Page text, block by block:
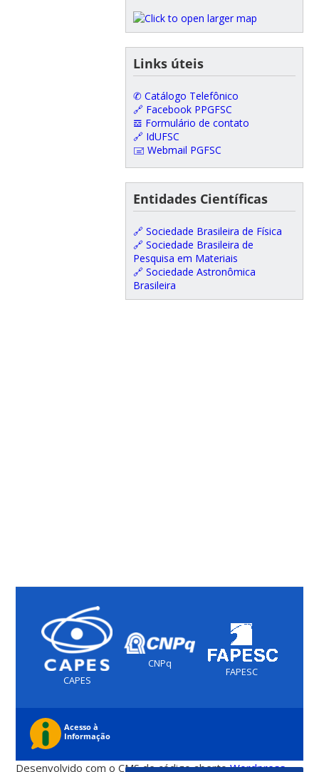
Links úteis
✆ Catálogo Telefônico
🔗 Facebook PPGFSC
𝌕 Formulário de contato
🔗 IdUFSC
🖃 Webmail PGFSC
Entidades Científicas
🔗 Sociedade Brasileira de Física
🔗 Sociedade Brasileira de
Pesquisa em Materiais
🔗 Sociedade Astronômica
Brasileira
CAPES
CNPq
FAPESC
Desenvolvido com o CMS de código abertoWordpress